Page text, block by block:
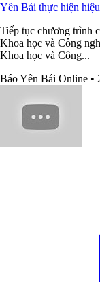
Yên Bái thực hiện
Tiếp tục chương trình
Khoa học và Công
Khoa học và Công...
Báo Yên Bái Online •